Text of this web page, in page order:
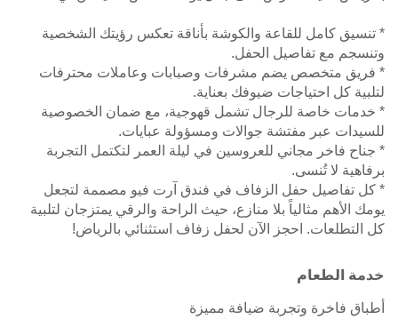
* تنسيق كامل للقاعة والكوشة بأناقة تعكس رؤيتك الشخصية
وتنسجم مع تفاصيل الحفل.
* فريق متخصص يضم مشرفات وصبابات وعاملات محترفات
لتلبية كل احتياجات ضيوفك بعناية.
* خدمات خاصة للرجال تشمل قهوجية، مع ضمان الخصوصية
للسيدات عبر مفتشة جوالات ومسؤولة عبايات.
* جناح فاخر مجاني للعروسين في ليلة العمر لتكتمل التجربة
برفاهية لا تُنسى.
* كل تفاصيل حفل الزفاف في فندق آرت فيو مصممة لتجعل
يومك الأهم مثالياً بلا منازع، حيث الراحة والرقي يمتزجان لتلبية
كل التطلعات. احجز الآن لحفل زفاف استثنائي بالرياض!
خدمة الطعام
أطباق فاخرة وتجربة ضيافة مميزة